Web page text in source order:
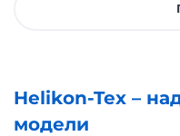
Helikon-Tex –
модели